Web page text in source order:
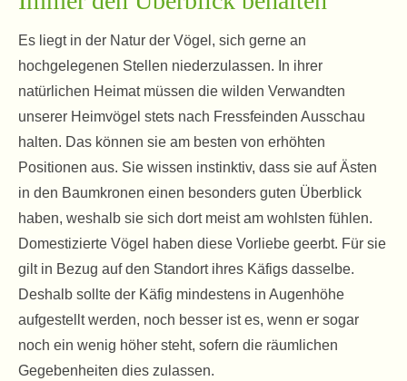
Es liegt in der Natur der Vögel, sich gerne an
hochgelegenen Stellen niederzulassen. In ihrer
natürlichen Heimat müssen die wilden Verwandten
unserer Heimvögel stets nach Fressfeinden Ausschau
halten. Das können sie am besten von erhöhten
Positionen aus. Sie wissen instinktiv, dass sie auf Ästen
in den Baumkronen einen besonders guten Überblick
haben, weshalb sie sich dort meist am wohlsten fühlen.
Domestizierte Vögel haben diese Vorliebe geerbt. Für sie
gilt in Bezug auf den Standort ihres Käfigs dasselbe.
Deshalb sollte der Käfig mindestens in Augenhöhe
aufgestellt werden, noch besser ist es, wenn er sogar
noch ein wenig höher steht, sofern die räumlichen
Gegebenheiten dies zulassen.